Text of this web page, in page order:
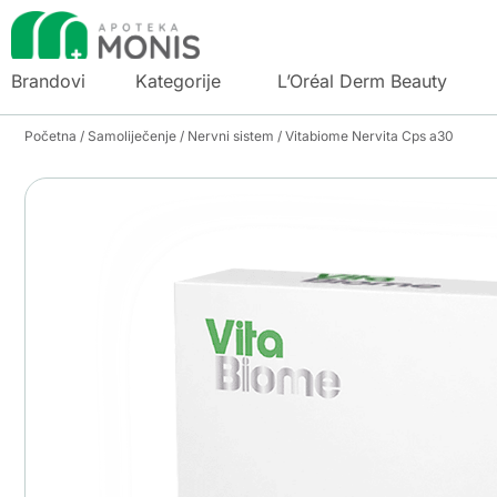
Brandovi Kategorije L’Oréal Derm Beauty
Početna / Samoliječenje / Nervni sistem / Vitabiome Nervita Cps a30